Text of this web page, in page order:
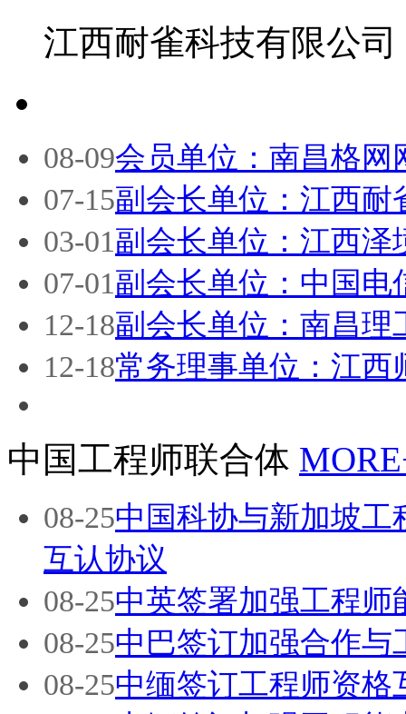
江西耐雀科技有限公
08-09会员单位：南昌格网
07-15副会长单位：江西耐
03-01副会长单位：江西泽
07-01副会长单位：中国电
12-18副会长单位：南昌理
12-18常务理事单位：江西
中国工程师联合体
08-25中国科协与新加坡工
互认协议
08-25中英签署加强工程师
08-25中巴签订加强合作与
08-25中缅签订工程师资格